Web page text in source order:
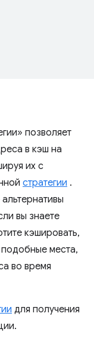
позволяет
в кэш на
их с
стратегии .
вы знаете
кэшировать,
места,
во время
для получения